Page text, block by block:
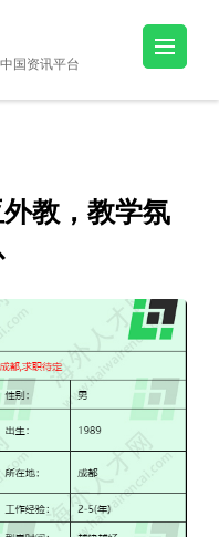
国资讯平台
教，教学氛